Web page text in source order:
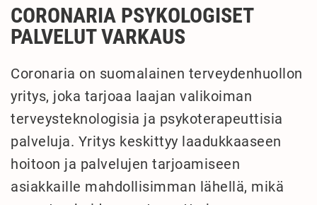
CORONARIA PSYKOLOGISET
PALVELUT VARKAUS
Coronaria on suomalainen terveydenhuollon
yritys, joka tarjoaa laajan valikoiman
terveysteknologisia ja psykoterapeuttisia
palveluja. Yritys keskittyy laadukkaaseen
hoitoon ja palvelujen tarjoamiseen
asiakkaille mahdollisimman lähellä, mikä